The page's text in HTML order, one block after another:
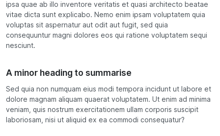
ipsa quae ab illo inventore veritatis et quasi architecto beatae
vitae dicta sunt explicabo. Nemo enim ipsam voluptatem quia
voluptas sit aspernatur aut odit aut fugit, sed quia
consequuntur magni dolores eos qui ratione voluptatem sequi
nesciunt.
A minor heading to summarise
Sed quia non numquam eius modi tempora incidunt ut labore et
dolore magnam aliquam quaerat voluptatem. Ut enim ad minima
veniam, quis nostrum exercitationem ullam corporis suscipit
laboriosam, nisi ut aliquid ex ea commodi consequatur?